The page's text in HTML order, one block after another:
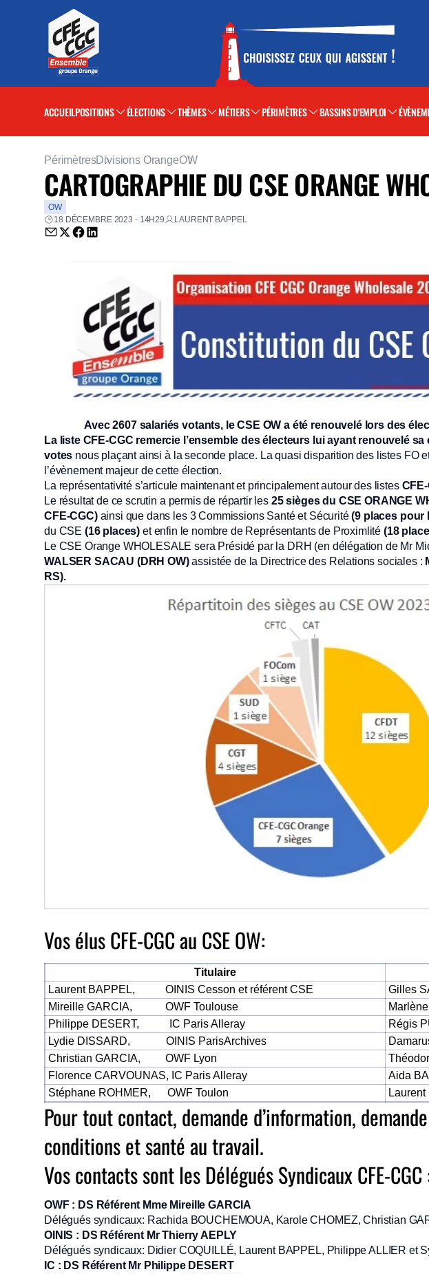
ACCUEILPOSITIONS ÉLECTIONS THÈMES MÉTIERS PÉRIMÈTRES BASSINS D'EMPLOI
PérimètresDivisions OrangeOW
CARTOGRAPHIE DU CSE ORANGE
OW
18 DÉCEMBRE 2023 - 14H29
LAURENT BAPPEL
Envoyer par email (nouvelle fenêtre)
Partager sur Twitter (nouvelle fenêtre)
Partager sur Facebook (nouvelle fenêtre)
Partager sur LinkedIn (nouvelle fenêtre)
Avec 2607 salariés votants, le CSE OW a été renouvelé lors des
La liste CFE-CGC remercie l’ensemble des électeurs lui ayant renouvelé
votes nous plaçant ainsi à la seconde place. La quasi disparition des listes FO
l’évènement majeur de cette élection.
La représentativité s’articule maintenant et principalement autour des listes
Le résultat de ce scrutin a permis de répartir les 25 sièges du CSE ORANGE
CFE-CGC)ainsi que dans les 3 Commissions Santé et Sécurité(9 places pour
du CSE (16 places) et enfin le nombre de Représentants de Proximlité (18
Le CSE Orange WHOLESALE sera Présidé par la DRH (en délégation de Mr
WALSER SACAU (DRH OW)assistée de la Directrice des Relations sociales :
RS).
Vos élus CFE-CGC au CSE OW:
Titulaire
Laurent BAPPEL, OINIS Cesson et référent CSE
Gilles
Mireille GARCIA, OWF Toulouse
Philippe DESERT, IC Paris Alleray
Régis
Lydie DISSARD, OINIS ParisArchives
Christian GARCIA, OWF Lyon
Florence CARVOUNAS, IC Paris Alleray
Aida
Stéphane ROHMER, OWF Toulon
Pour tout contact, demande d’information,
conditions et santé au travail.
Vos contacts sont les Délégués Syndicaux CFE-CGC
OWF : DS Référent Mme Mireille GARCIA
Délégués syndicaux: Rachida BOUCHEMOUA, Karole CHOMEZ, Christian
OINIS : DS Référent Mr Thierry AEPLY
Délégués syndicaux: Didier COQUILLÉ, Laurent BAPPEL, Philippe ALLIER et
IC : DS Référent Mr Philippe DESERT